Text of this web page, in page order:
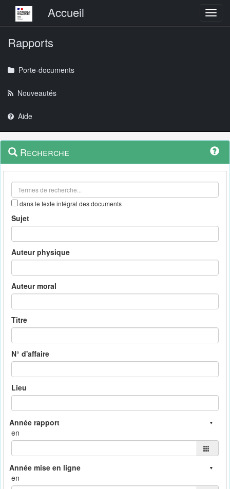
Menu principalAccueil
Rapports
Porte-documents
Nouveautés
Aide
Navigation
outils
Menu
contextuel
Recherche
dans le texte intégral des documents
Sujet
Auteur physique
Auteur moral
Titre
N° d'affaire
Lieu
en
en